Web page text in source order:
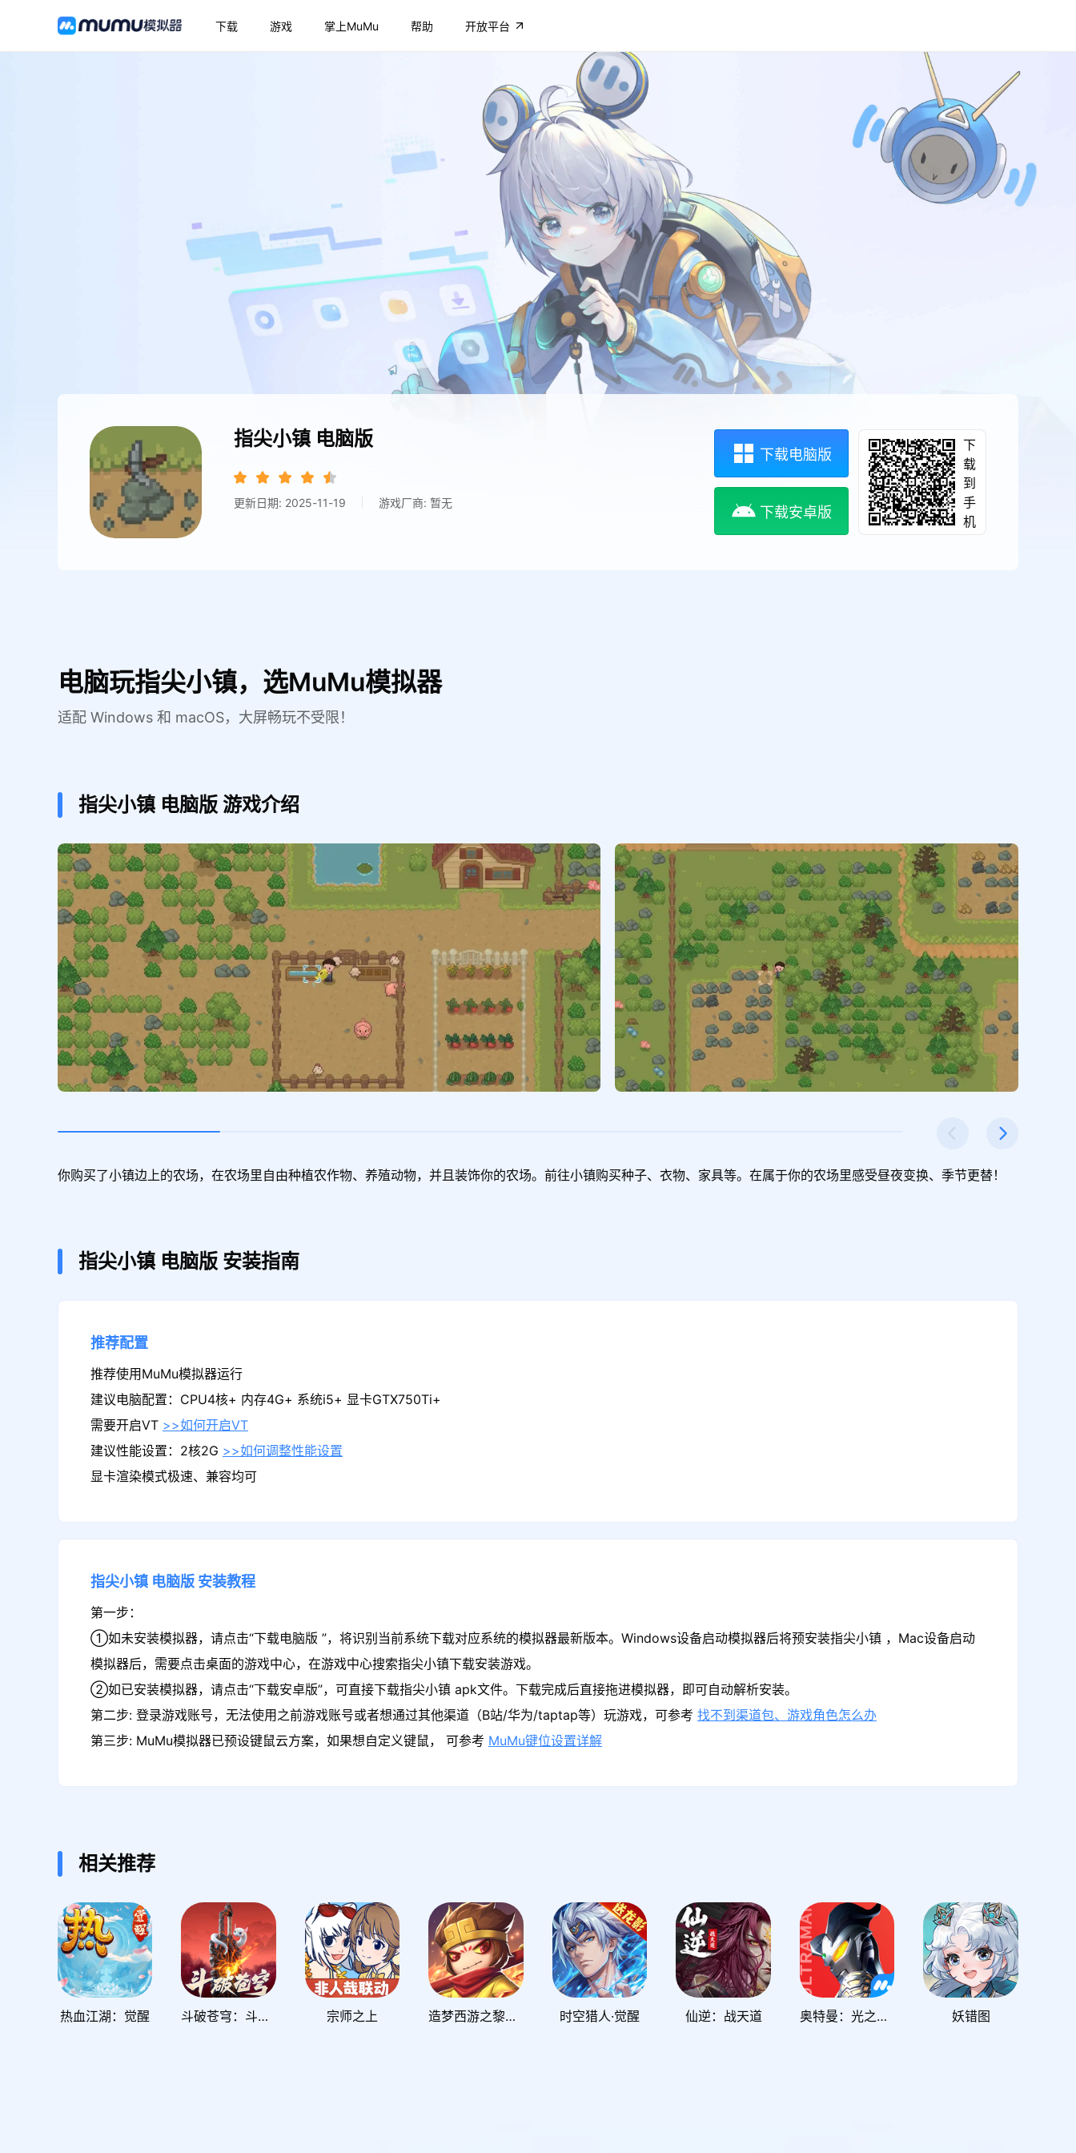
下载 游戏 掌上MuMu 帮助 开放平台
指尖小镇 电脑版
更新日期: 2025-11-19 游戏厂商: 暂无
下载电脑版
下载安卓版
下
载
到
手
机
电脑玩指尖小镇，选MuMu模拟器
适配 Windows 和 macOS，大屏畅玩不受限！
指尖小镇 电脑版 游戏介绍
你购买了小镇边上的农场，在农场里自由种植农作物、养殖动物，并且装饰你的农场。前往小镇购买种子、衣物、家具等。在属于你的农场里感受昼夜变换、季节更替！
指尖小镇 电脑版 安装指南
推荐配置
推荐使用MuMu模拟器运行
建议电脑配置：CPU4核+ 内存4G+ 系统i5+ 显卡GTX750Ti+
需要开启VT >>如何开启VT
建议性能设置：2核2G >>如何调整性能设置
显卡渲染模式极速、兼容均可
指尖小镇 电脑版 安装教程
第一步：
①如未安装模拟器，请点击“下载电脑版 ”，将识别当前系统下载对应系统的模拟器最新版本。Windows设备启动模拟器后将预安装指尖小镇 ，Mac设备启动
模拟器后，需要点击桌面的游戏中心，在游戏中心搜索指尖小镇下载安装游戏。
②如已安装模拟器，请点击“下载安卓版”，可直接下载指尖小镇 apk文件。下载完成后直接拖进模拟器，即可自动解析安装。
第二步: 登录游戏账号，无法使用之前游戏账号或者想通过其他渠道（B站/华为/taptap等）玩游戏，可参考 找不到渠道包、游戏角色怎么办
第三步: MuMu模拟器已预设键鼠云方案，如果想自定义键鼠， 可参考 MuMu键位设置详解
相关推荐
热血江湖：觉醒 斗破苍穹：斗帝之路 宗师之上 造梦西游之黎尤浩劫篇 时空猎人·觉醒 仙逆：战天道 奥特曼：光之战士 妖错图